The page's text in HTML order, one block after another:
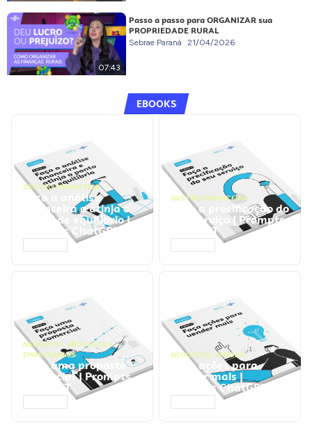
07:43
Passo a passo para ORGANIZAR sua
PROPRIEDADE RURAL
Sebrae Paraná 21/04/2026
EBOOKS
GESTÃO FINANCEIRA
Faça a análise
financeira e atinja o
ponto de equilíbrio |
Prompts ChatGPT
GESTÃO FINANCEIRA
Faça a precificação do
seu serviço | Prompts
ChatGPT
NEGÓCIOS, PROCESSOS
EMPRESARIAIS
Faça uma proposta
comercial | Prompts
ChatGPT
NEGÓCIOS, VENDAS
Faça ações para
vender mais |
Prompts ChatGPT